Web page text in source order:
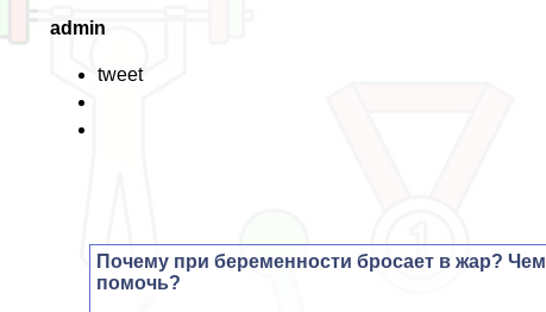
admin
tweet
Почему при беременности бросает в жар? Чем
помочь?